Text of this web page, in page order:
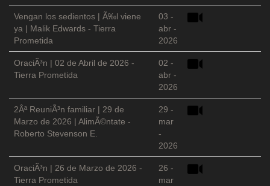
Vengan los sedientos | Ã‰l viene
ya | Malik Edwards - Tierra
Prometida
03 -
abr -
2026
OraciÃ³n | 02 de Abril de 2026 -
Tierra Prometida
02 -
abr -
2026
2Âª ReuniÃ³n familiar | 29 de
Marzo de 2026 | AlimÃ©ntate -
Roberto Stevenson E.
29 -
mar
-
2026
OraciÃ³n | 26 de Marzo de 2026 -
Tierra Prometida
26 -
mar